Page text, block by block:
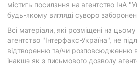
містить посилання на агентство ІнА
будь-якому вигляді суворо
Всі матеріали, які розміщені на
агентство "Інтерфакс-Україна", не
відтворенню та/чи розповсюдженню
інакше як з письмового дозволу